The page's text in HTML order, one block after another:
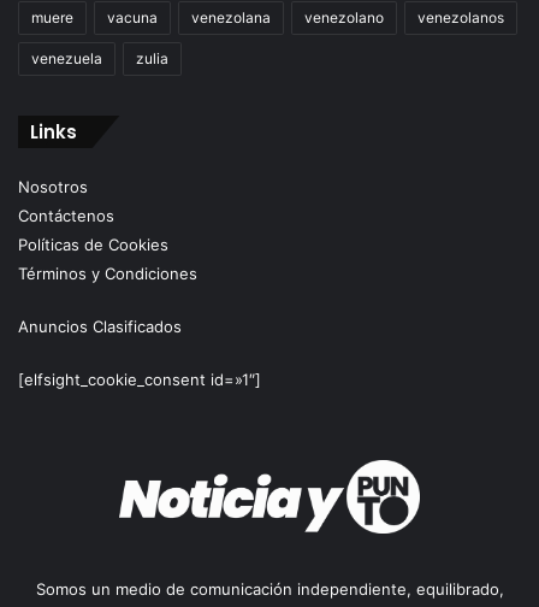
muere vacuna venezolana venezolano venezolanos
venezuela zulia
Links
Nosotros
Contáctenos
Políticas de Cookies
Términos y Condiciones
Anuncios Clasificados
[elfsight_cookie_consent id=»1″]
Somos un medio de comunicación independiente, equilibrado,